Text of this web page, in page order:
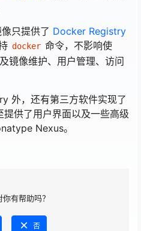
只提供了 Docker Registry
docker 命令，不影响使
镜像维护、用户管理、访问
外，还有第三方软件实现了
供了用户界面以及一些高级
Nexus。
有帮助吗？
否